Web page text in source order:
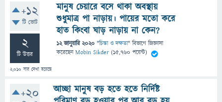
+12
টি ভোট
2
টি উত্তর
2,010 বার দেখা হয়েছে
মানুষ চেয়ারে বসে থাকা অবস্থায়
শুধুমাত্র পা নাড়ায়। পায়ের মতো করে
হাত কিংবা ঘাড় নাড়ায় না কেন?
12 জানুয়ারি 2020 "চিন্তা ও দক্ষতা" বিভাগে জিজ্ঞাসা
করেছেনMobin Sikder (15,760 পয়েন্ট)
+20
আচ্ছা মানুষ বড় হতে হতে নির্দিষ্ট